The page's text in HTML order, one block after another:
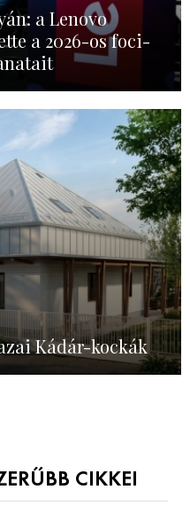
a Lenovo
a 2026-os foci-
Kádár-kockák
CIKKEI